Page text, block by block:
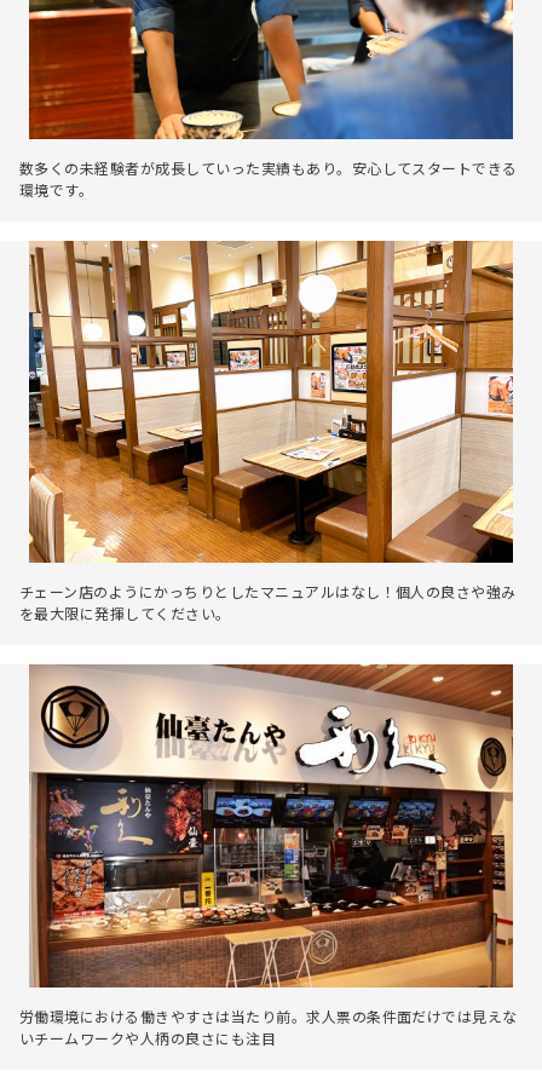
数多くの未経験者が成長していった実績もあり。安心してスタートできる
環境です。
チェーン店のようにかっちりとしたマニュアルはなし！個人の良さや強み
を最大限に発揮してください。
労働環境における働きやすさは当たり前。求人票の条件面だけでは見えな
いチームワークや人柄の良さにも注目